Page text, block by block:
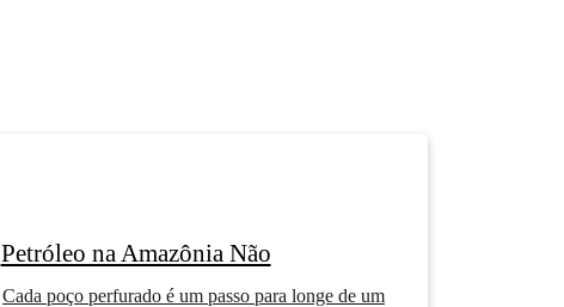
Petróleo na Amazônia Não
Cada poço perfurado é um passo para longe de um